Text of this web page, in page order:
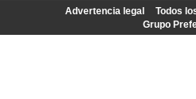
Advertencia legal
Todos
Grupo